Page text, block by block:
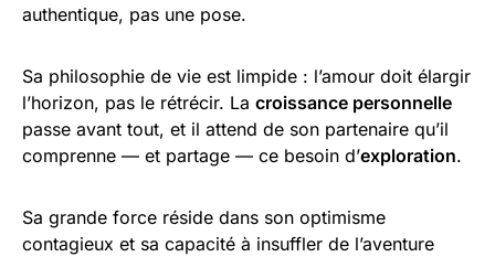
authentique, pas une pose.
Sa philosophie de vie est limpide : l’amour doit élargir
l’horizon, pas le rétrécir. La croissance personnelle
passe avant tout, et il attend de son partenaire qu’il
comprenne — et partage — ce besoin d’exploration.
Sa grande force réside dans son optimisme
contagieux et sa capacité à insuffler de l’aventure